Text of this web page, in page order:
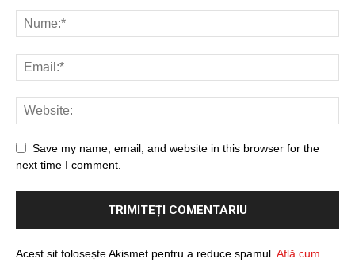
Save my name, email, and website in this browser for the
next time I comment.
Acest sit folosește Akismet pentru a reduce spamul. Află cum